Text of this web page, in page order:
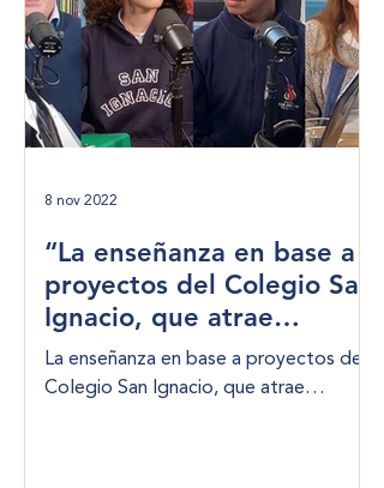
“La enseñanza en base a
proyectos del Colegio San
Ignacio, que atrae
estudiantes y ha mejorado
los resultados académicos
La enseñanza en base a proyectos del
Colegio San Ignacio, que atrae
8 nov 2022